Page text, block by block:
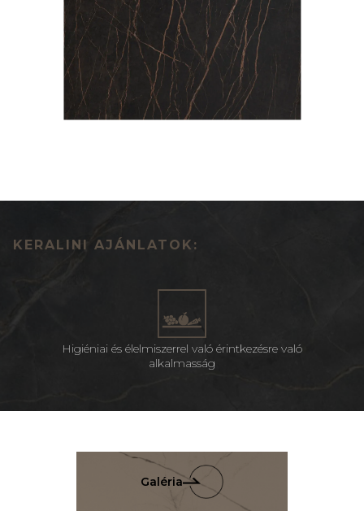
KERALINI AJÁNLATOK:
Higiéniai és élelmiszerrel való érintkezésre való
alkalmasság
Galéria